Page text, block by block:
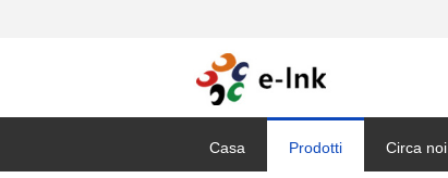
Casa Prodotti Circa noi